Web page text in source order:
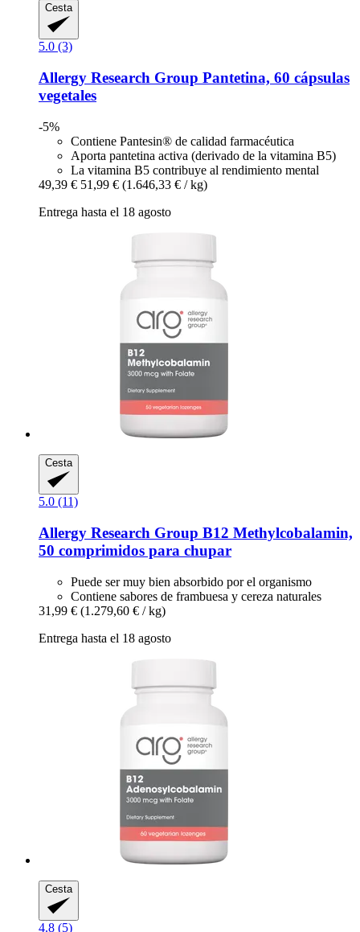
Cesta
5.0 (3)
Allergy Research Group Pantetina, 60 cápsulas
vegetales
-5%
Contiene Pantesin® de calidad farmacéutica
Aporta pantetina activa (derivado de la vitamina B5)
La vitamina B5 contribuye al rendimiento mental
49,39 € 51,99 € (1.646,33 € / kg)
Entrega hasta el 18 agosto
Cesta
5.0 (11)
Allergy Research Group B12 Methylcobalamin,
50 comprimidos para chupar
Puede ser muy bien absorbido por el organismo
Contiene sabores de frambuesa y cereza naturales
31,99 € (1.279,60 € / kg)
Entrega hasta el 18 agosto
Cesta
4.8 (5)